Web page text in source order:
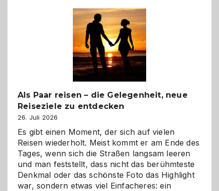
Als Paar reisen – die Gelegenheit, neue
Reiseziele zu entdecken
26. Juli 2026
Es gibt einen Moment, der sich auf vielen
Reisen wiederholt. Meist kommt er am Ende des
Tages, wenn sich die Straßen langsam leeren
und man feststellt, dass nicht das berühmteste
Denkmal oder das schönste Foto das Highlight
war, sondern etwas viel Einfacheres: ein